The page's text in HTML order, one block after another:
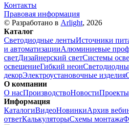
Контакты
Правовая информация
© Разработано в Arlight, 2026
Каталог
Светодиодные лентыИсточники
и автоматизацииАлюминиевые
светДизайнерский светСистемы
освещениеГибкий неон
декорЭлектроустановочные изделия
О компании
О насПроизводствоНовостиПроекты
Информация
КаталогиВидеоНовинкиАрхив
ответКалькуляторыСхемы монтажа